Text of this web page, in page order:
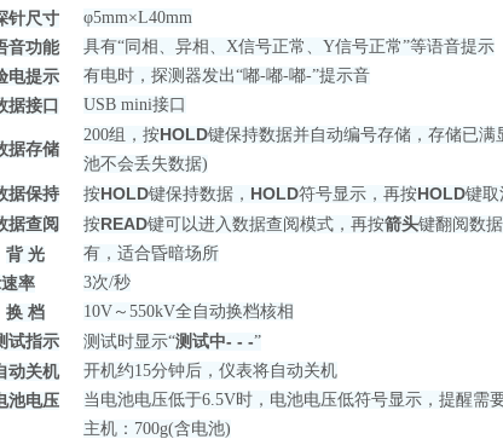
针尺寸 φ5mm×L40mm
音功能 具有“同相、异相、X信号正常、Y信号正常”等语音提示
电提示 有电时，探测器发出“嘟-嘟-嘟-”提示音
据接口 USB mini接口
据存储
200组，按HOLD键保持数据并自动编号存储，存储已满
池不会丢失数据)
据保持 按HOLD键保持数据， HOLD符号显示，再按HOLD键取
据查阅 按READ键可以进入数据查阅模式，再按箭头键翻阅数据
背 光 有，适合昏暗场所
率 3次/秒
换 档 10V ～550kV全自动换档核相
试指示 测试时显示“测试中- - -”
动关机 开机约15分钟后，仪表将自动关机
池电压 当电池电压低于6.5V时，电池电压低符号显示，提醒需
主机：700g(含电池)